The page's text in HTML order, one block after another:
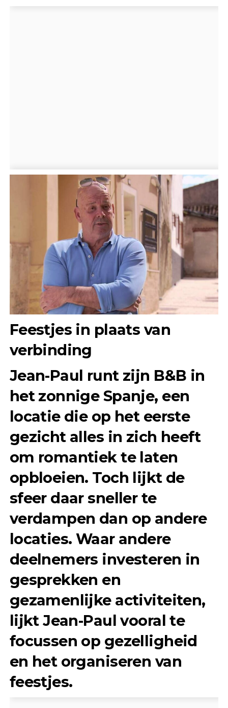
Feestjes in plaats van
verbinding
Jean-Paul runt zijn B&B in
het zonnige Spanje, een
locatie die op het eerste
gezicht alles in zich heeft
om romantiek te laten
opbloeien. Toch lijkt de
sfeer daar sneller te
verdampen dan op andere
locaties. Waar andere
deelnemers investeren in
gesprekken en
gezamenlijke activiteiten,
lijkt Jean-Paul vooral te
focussen op gezelligheid
en het organiseren van
feestjes.